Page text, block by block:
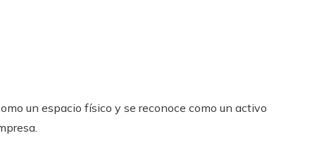
un espacio físico y se reconoce como un activo